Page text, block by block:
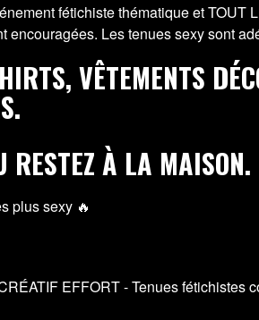
fétichiste thématique et
encouragées. Les tenues sexy sont
VÊTEMENTS
RESTEZ À LA MAISON.
plus sexy 🔥
EFFORT - Tenues